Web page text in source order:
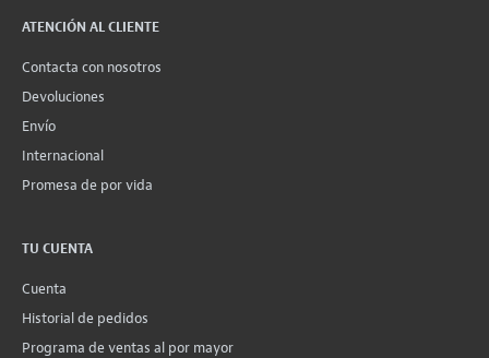
ATENCIÓN AL CLIENTE
Contacta con nosotros
Devoluciones
Envío
Internacional
Promesa de por vida
TU CUENTA
Cuenta
Historial de pedidos
Programa de ventas al por mayor